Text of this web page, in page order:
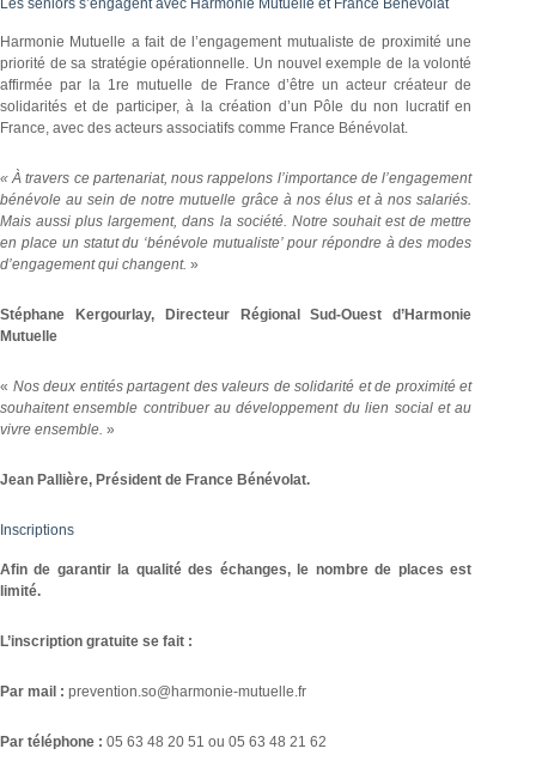
Harmonie Mutuelle a fait de l’engagement mutualiste de proximité une
priorité de sa stratégie opérationnelle. Un nouvel exemple de la volonté
affirmée par la 1re mutuelle de France d’être un acteur créateur de
solidarités et de participer, à la création d’un Pôle du non lucratif en
France, avec des acteurs associatifs comme France Bénévolat.
« À travers ce partenariat, nous rappelons l’importance de l’engagement
bénévole au sein de notre mutuelle grâce à nos élus et à nos salariés.
Mais aussi plus largement, dans la société. Notre souhait est de mettre
en place un statut du ‘bénévole mutualiste’ pour répondre à des modes
d’engagement qui changent. »
Stéphane Kergourlay, Directeur Régional Sud-Ouest d’Harmonie
Mutuelle
« Nos deux entités partagent des valeurs de solidarité et de proximité et
souhaitent ensemble contribuer au développement du lien social et au
vivre ensemble. »
Jean Pallière, Président de France Bénévolat.
Inscriptions
Afin de garantir la qualité des échanges, le nombre de places est
limité.
L’inscription gratuite se fait :
Par mail : prevention.so@harmonie-mutuelle.fr
Par téléphone : 05 63 48 20 51 ou 05 63 48 21 62